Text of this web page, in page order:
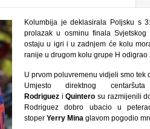
Kolumbija je deklasirala Poljsku s
prolazak u osminu finala Svjetskog
ostaju u igri i u zadnjem će kolu
ranije u drugom kolu grupe H odigrao
U prvom poluvremenu vidjeli smo
Umjesto direktnog
Rodriguez iQuintero su razmijenili
Rodriguez dobro ubacio u
stoper Yerry Mina glavom pogodio